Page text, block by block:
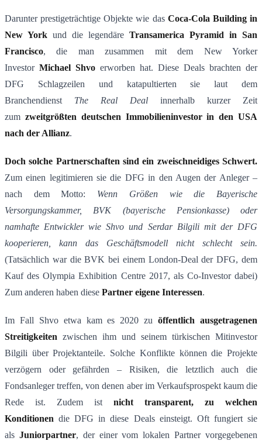
Darunter prestigeträchtige Objekte wie das Coca-Cola Building in
New York und die legendäre Transamerica Pyramid in San
Francisco, die man zusammen mit dem New Yorker
Investor Michael Shvo erworben hat​. Diese Deals brachten der
DFG Schlagzeilen und katapultierten sie laut dem
Branchendienst The Real Deal innerhalb kurzer Zeit
zum zweitgrößten deutschen Immobilieninvestor in den USA
nach der Allianz​.
Doch solche Partnerschaften sind ein zweischneidiges Schwert.
Zum einen legitimieren sie die DFG in den Augen der Anleger –
nach dem Motto: Wenn Größen wie die Bayerische
Versorgungskammer, BVK (bayerische Pensionkasse) oder
namhafte Entwickler wie Shvo und Serdar Bilgili mit der DFG
kooperieren, kann das Geschäftsmodell nicht schlecht sein.
(Tatsächlich war die BVK bei einem London-Deal der DFG, dem
Kauf des Olympia Exhibition Centre 2017, als Co-Investor dabei​)
Zum anderen haben diese Partner eigene Interessen.
Im Fall Shvo etwa kam es 2020 zuöffentlich ausgetragenen
Streitigkeiten zwischen ihm und seinem türkischen Mitinvestor
Bilgili über Projektanteile​. Solche Konflikte können die Projekte
verzögern oder gefährden – Risiken, die letztlich auch die
Fondsanleger treffen, von denen aber im Verkaufsprospekt kaum die
Rede ist. Zudem ist nicht transparent, zu welchen
Konditionen die DFG in diese Deals einsteigt. Oft fungiert sie
als Juniorpartner, der einer vom lokalen Partner vorgegebenen